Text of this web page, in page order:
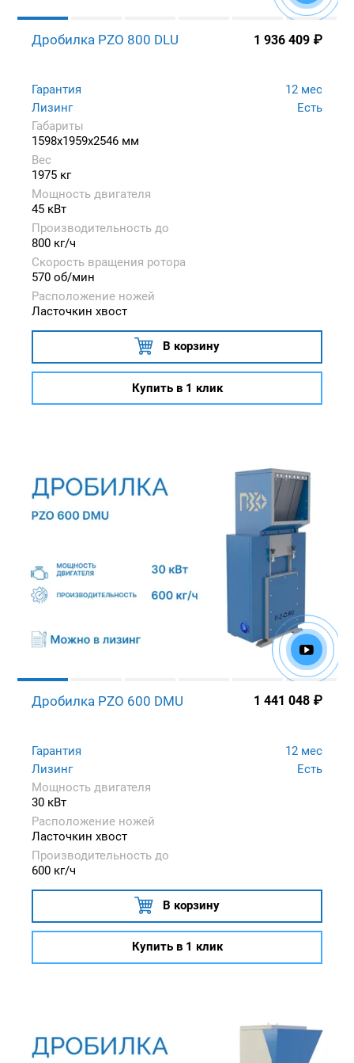
Дробилка PZO 800 DLU 1 936 409 ₽
Гарантия
12 мес
Лизинг
Есть
Габариты
1598x1959x2546 мм
Вес
1975 кг
Мощность двигателя
45 кВт
Производительность до
800 кг/ч
Скорость вращения ротора
570 об/мин
Расположение ножей
Ласточкин хвост
В корзину
Купить в 1 клик
Дробилка PZO 600 DMU 1 441 048 ₽
Гарантия
12 мес
Лизинг
Есть
Мощность двигателя
30 кВт
Расположение ножей
Ласточкин хвост
Производительность до
600 кг/ч
В корзину
Купить в 1 клик